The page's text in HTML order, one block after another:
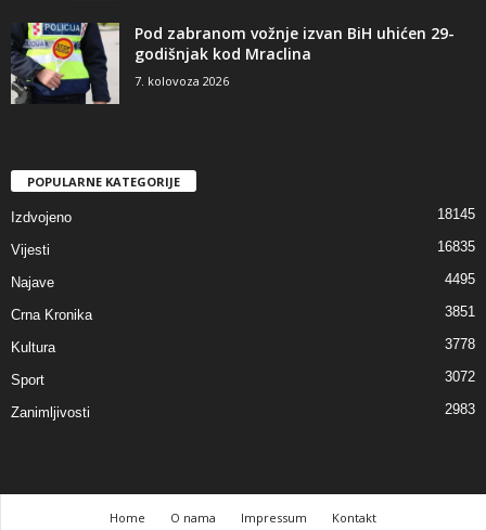
Pod zabranom vožnje izvan BiH uhićen 29-
godišnjak kod Mraclina
7. kolovoza 2026
POPULARNE KATEGORIJE
Izdvojeno 18145
Vijesti 16835
Najave 4495
Crna Kronika 3851
Kultura 3778
Sport 3072
Zanimljivosti 2983
Home O nama Impressum Kontakt